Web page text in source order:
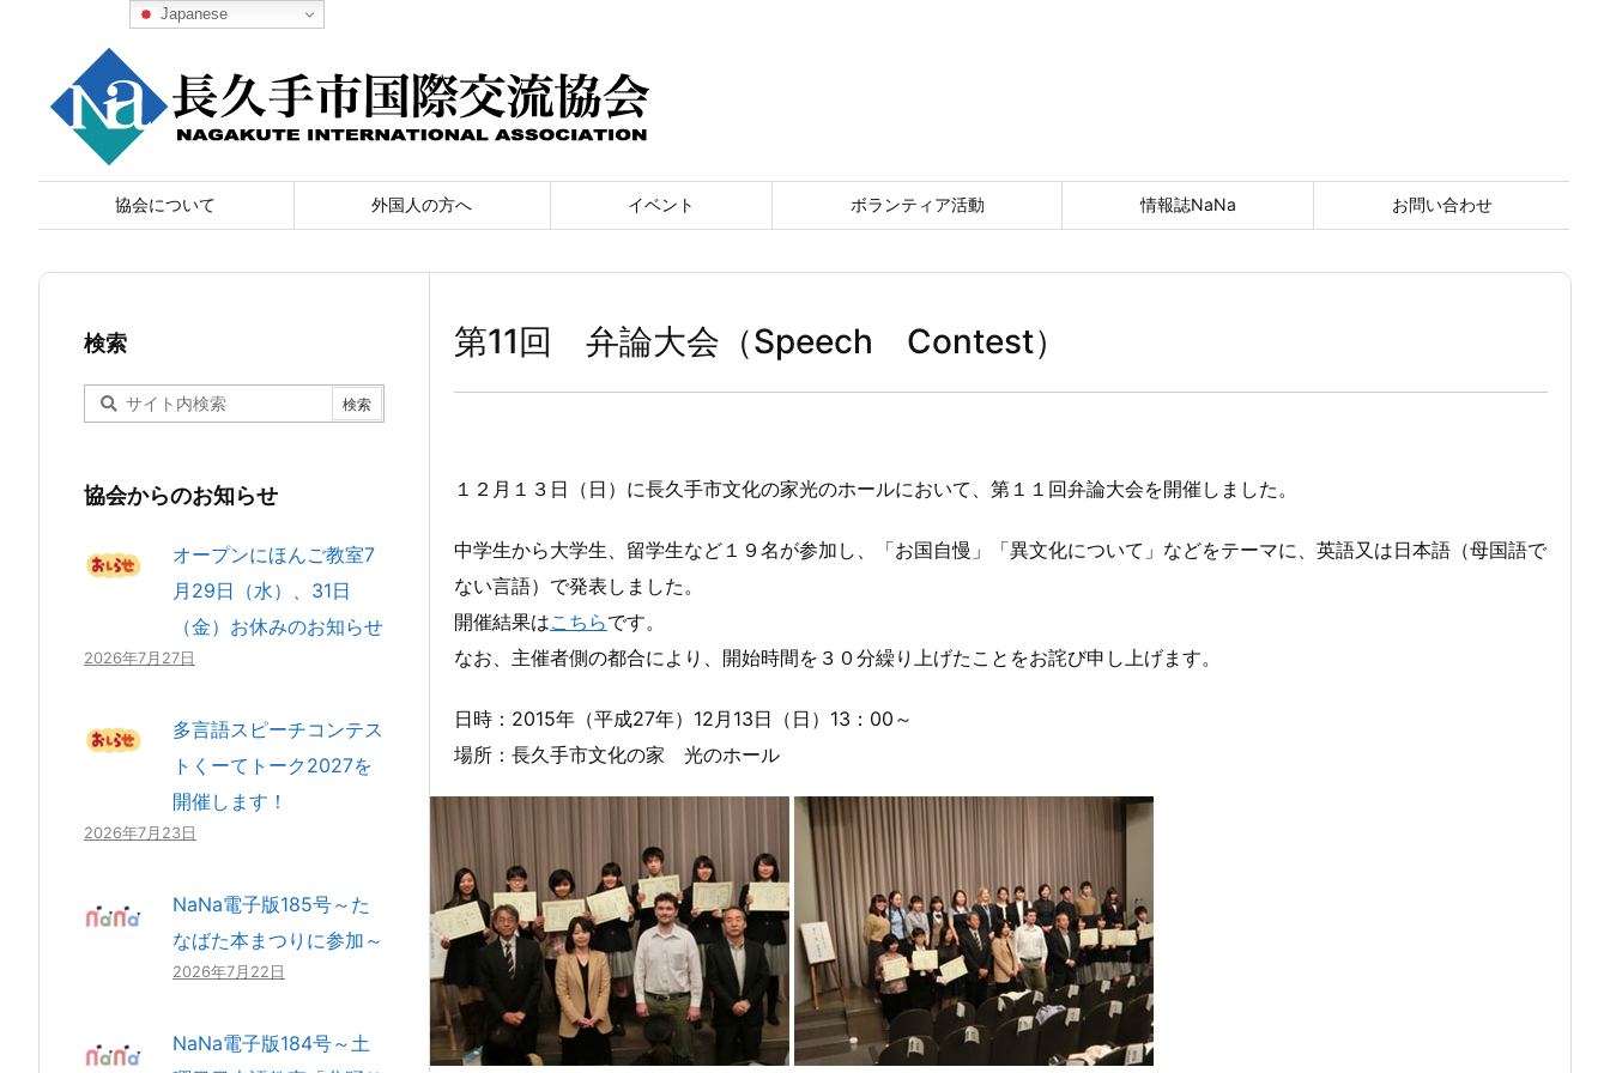
協会について 外国人の方へ イベント ボランティア活動 情報誌NaNa お問い合わせ
第11回 弁論大会（Speech Contest）
１２月１３日（日）に長久手市文化の家光のホールにおいて、第１１回弁論大会を開催しました。
中学生から大学生、留学生など１９名が参加し、「お国自慢」「異文化について」などをテーマに、英語又は日本語（母国語で
ない言語）で発表しました。
開催結果はこちらです。
なお、主催者側の都合により、開始時間を３０分繰り上げたことをお詫び申し上げます。
日時：2015年（平成27年）12月13日（日）13：00～
場所：長久手市文化の家 光のホール
検索
協会からのお知らせ
オープンにほんご教室7
月29日（水）、31日
（金）お休みのお知らせ
2026年7月27日
多言語スピーチコンテス
トくーてトーク2027を
開催します！
2026年7月23日
NaNa電子版185号～た
なばた本まつりに参加～
2026年7月22日
NaNa電子版184号～土
Japanese